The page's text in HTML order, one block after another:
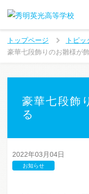
トップページ
トピッ
豪華七段飾りのお雛様が
豪華七段飾
る
2022年03月04日
お知らせ